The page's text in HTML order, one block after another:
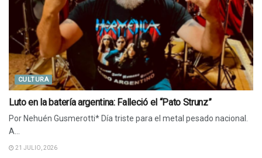
CULTURA
Luto en la batería argentina: Falleció el “Pato Strunz”
Por Nehuén Gusmerotti* Día triste para el metal pesado nacional.
A...
21 JULIO, 2026